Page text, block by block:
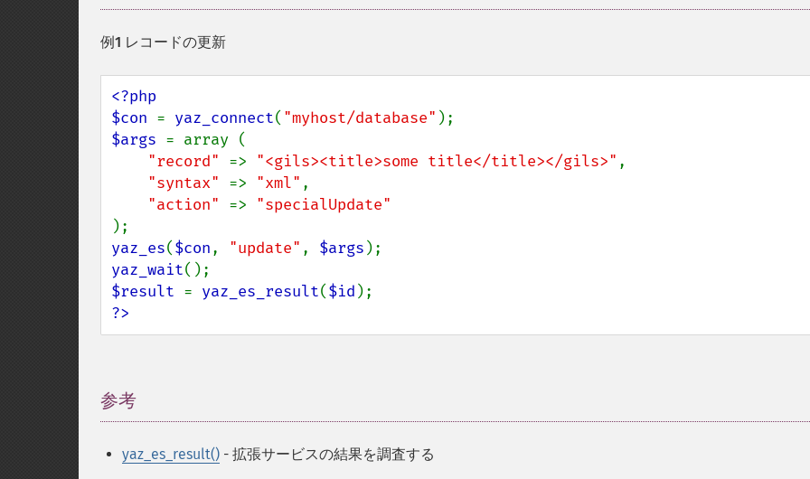
例1 レコードの更新
<?php
$con = yaz_connect( "myhost/database"
$args = array (
"record" => "<gils><title>some title</title></gils>" ,
"syntax" => "xml" ,
"action" =>
yaz_es($con, "update" , $args
yaz_wait
$result = yaz_es_result($id
?>
参考
yaz_es_result() - 拡張サービスの結果を調査する